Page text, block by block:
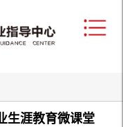
生涯教育微课堂